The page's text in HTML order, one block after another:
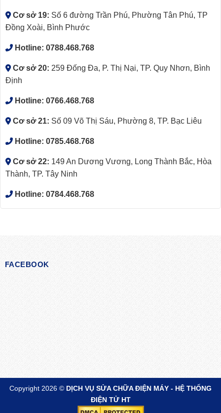
Cơ sở 19: Số 6 đường Trần Phú, Phường Tân Phú, TP
Đồng Xoài, Bình Phước
Hotline: 0788.468.768
Cơ sở 20: 259 Đống Đa, P. Thị Nại, TP. Quy Nhơn, Bình
Định
Hotline: 0766.468.768
Cơ sở 21: Số 09 Võ Thị Sáu, Phường 8, TP. Bạc Liêu
Hotline: 0785.468.768
Cơ sở 22: 149 An Dương Vương, Long Thành Bắc, Hòa
Thành, TP. Tây Ninh
Hotline: 0784.468.768
FACEBOOK
Copyright 2026 © DỊCH VỤ SỬA CHỮA ĐIỆN MÁY - HỆ THỐNG
ĐIỆN TỬ HT